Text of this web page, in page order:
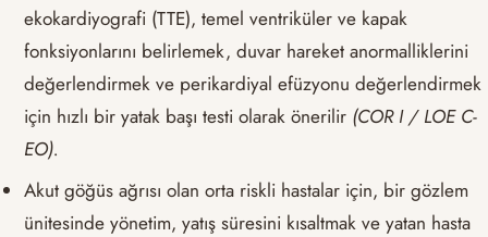
ekokardiyografi (TTE), temel ventriküler ve kapak
fonksiyonlarını belirlemek, duvar hareket anormalliklerini
değerlendirmek ve perikardiyal efüzyonu değerlendirmek
için hızlı bir yatak başı testi olarak önerilir (COR I / LOE C-
EO).
Akut göğüs ağrısı olan orta riskli hastalar için, bir gözlem
ünitesinde yönetim, yatış süresini kısaltmak ve yatan hasta